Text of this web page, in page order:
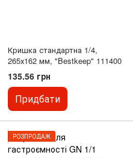
Кришка стандартна 1/4,
265х162 мм, "Bestkeep" 111400
135.56 грн
Придбати
РОЗПРОДАЖ